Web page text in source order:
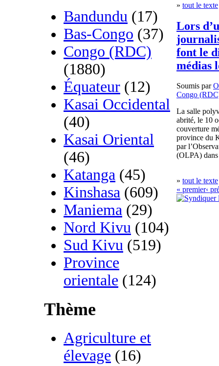
Bandundu (17)
Bas-Congo (37)
Congo (RDC)
(1880)
Équateur (12)
Kasai Occidental
(40)
Kasai Oriental
(46)
Katanga (45)
Kinshasa (609)
Maniema (29)
Nord Kivu (104)
Sud Kivu (519)
Province
orientale (124)
Thème
Agriculture et
élevage (16)
» tout le texte
Lors
font le
médias
Soumis par
Congo
La salle
abrité, le 10
couverture
province du
par
(OLPA)
» tout le texte
« premier‹